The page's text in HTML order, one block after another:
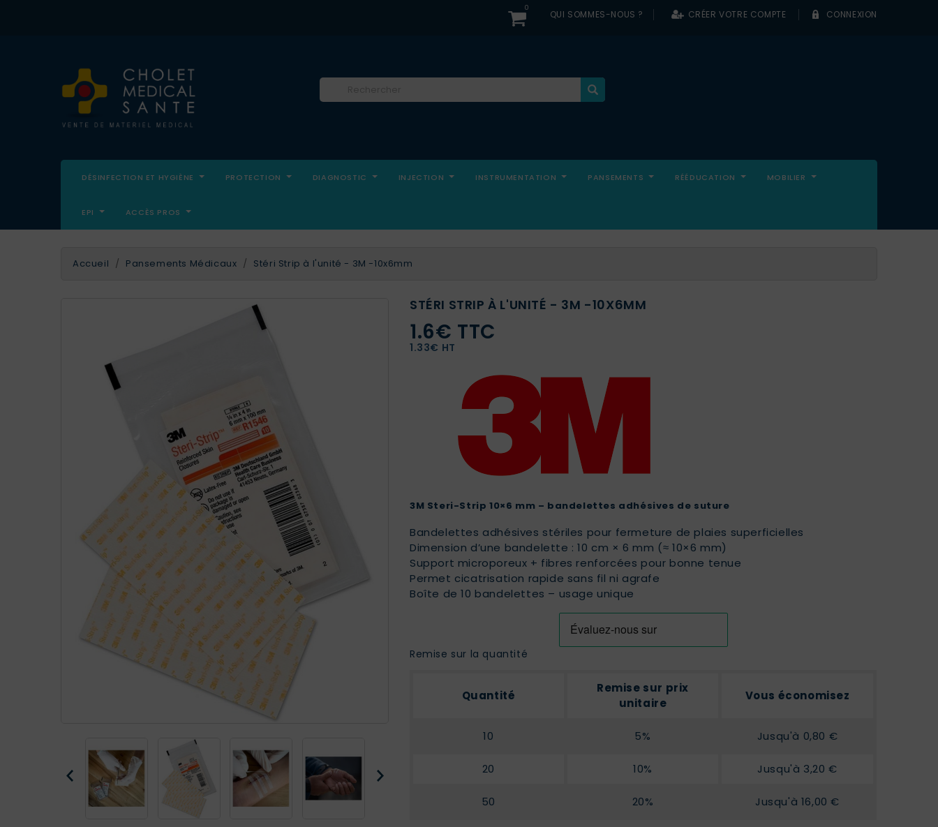
0
QUI SOMMES-NOUS ? CRÉER VOTRE COMPTE CONNEXION
DÉSINFECTION ET HYGIÈNE PROTECTION DIAGNOSTIC INJECTION INSTRUMENTATION PANSEMENTS RÉÉDUCATION MOBILIER
EPI ACCÈS PROS
Accueil Pansements Médicaux Stéri Strip à l'unité - 3M -10x6mm
STÉRI STRIP À L'UNITÉ - 3M -10X6MM
1.6€ TTC
1.33€ HT
3M Steri-Strip 10×6 mm – bandelettes adhésives de suture
Bandelettes adhésives stériles pour fermeture de plaies superficielles
Dimension d’une bandelette : 10 cm × 6 mm (≈ 10×6 mm)
Support microporeux + fibres renforcées pour bonne tenue
Permet cicatrisation rapide sans fil ni agrafe
Boîte de 10 bandelettes – usage unique
Remise sur la quantité
Quantité
Remise sur prix
unitaire
Vous économisez
10 5% Jusqu'à 0,80 €
20 10% Jusqu'à 3,20 €
50 20% Jusqu'à 16,00 €